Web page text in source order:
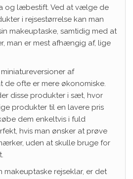
og læbestift. Ved at vælge de
i rejsestørrelse kan man
makeuptaske, samtidig med at
man er mest afhængig af, lige
af
de ofte er mere økonomiske.
disse produkter i sæt, hvor
produkter til en lavere pris
dem enkeltvis i fuld
hvis man ønsker at prøve
uden at skulle bruge for
makeuptaske rejseklar, er det